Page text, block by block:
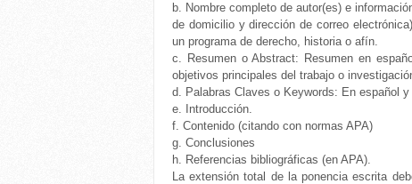
b. Nombre completo de autor(es) e
de domicilio y dirección de correo
un programa de derecho, historia o afín.
c. Resumen o Abstract: Resumen en
objetivos principales del trabajo o
d. Palabras Claves o Keywords: En español
e.
Introducción.
f. Contenido (citando con normas APA)
g. Conclusiones
h. Referencias bibliográficas (en APA).
La extensión total de la ponencia escrita